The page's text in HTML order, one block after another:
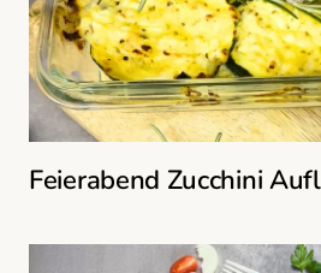
Feierabend Zucchini